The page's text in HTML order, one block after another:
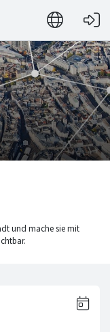
und mache sie mit